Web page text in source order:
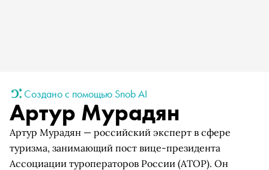
Создано с помощью Snob AI
Артур Мурадян
Артур Мурадян — российский эксперт в сфере
туризма, занимающий пост вице-президента
Ассоциации туроператоров России (АТОР). Он